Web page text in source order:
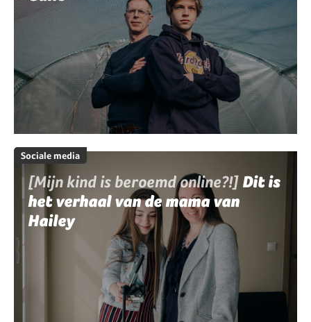
Sociale media
[Mijn kind is beroemd online?!] Dit is
het verhaal van de mama van
Hailey